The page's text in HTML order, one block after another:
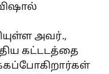
அவர்.,
கட்டடத்தை